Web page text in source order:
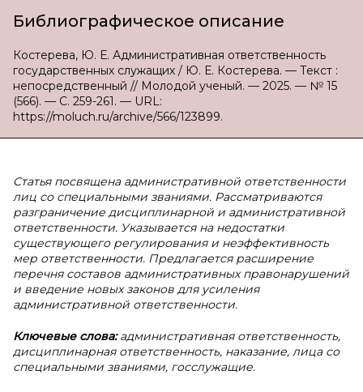
Библиографическое описание
Костерева, Ю. Е. Административная ответственность
государственных служащих / Ю. Е. Костерева. — Текст :
непосредственный // Молодой ученый. — 2025. — № 15
(566). — С. 259-261. — URL:
https://moluch.ru/archive/566/123899.
Статья посвящена административной ответственности
лиц со специальными званиями. Рассматриваются
разграничение дисциплинарной и административной
ответственности. Указывается на недостатки
существующего регулирования и неэффективность
мер ответственности. Предлагается расширение
перечня составов административных правонарушений
и введение новых законов для усиления
административной ответственности.
Ключевые слова:административная ответственность,
дисциплинарная ответственность, наказание, лица со
специальными званиями, госслужащие.